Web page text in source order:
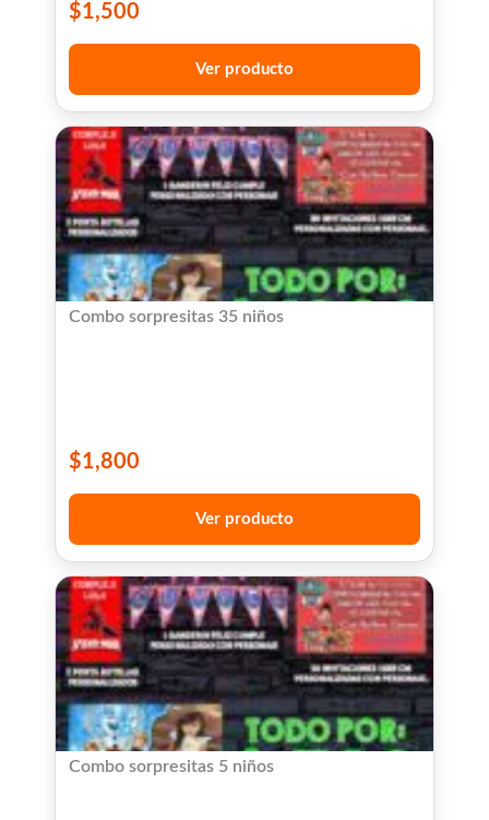
$1,500
Ver producto
Combo sorpresitas 35 niños
$1,800
Ver producto
Combo sorpresitas 5 niños